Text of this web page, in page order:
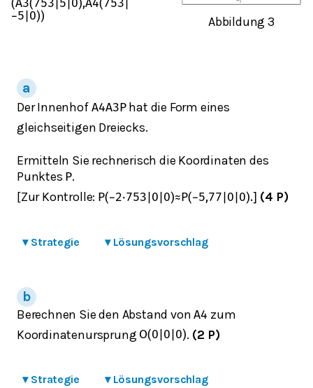
(A3( 753 5 0),A4( 753
−5 0)) Abbildung 3
Der Innenhof A4A3 Phat die Form eines
gleichseitigen Dreiecks.
Ermitteln Sie rechnerisch die Koordinaten des
Punktes P.
[Zur Kontrolle: P(−2⋅753 0 0)≈ P(−5,77 0 0).] (4 P)
▾ Strategie ▾ Lösungsvorschlag
Berechnen Sie den Abstand vonA4 zum
Koordinatenursprung O(0 0 0). (2 P)
▾ Strategie ▾ Lösungsvorschlag